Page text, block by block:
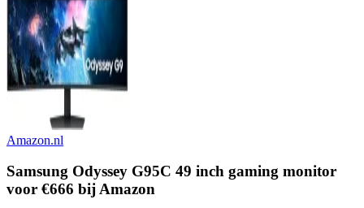
Amazon.nl
Samsung Odyssey G95C 49 inch gaming monitor
voor €666 bij Amazon